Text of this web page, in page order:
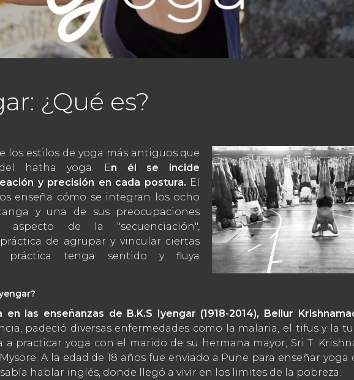
¿Qué es?
los estilos de yoga más antiguos que
hatha yoga. En él se incide
y precisión en cada postura. El
enseña cómo se integran los ocho
y una de sus preocupaciones
aspecto de la "secuenciación",
de agrupar y vincular ciertas
tenga sentido y fluya
en las enseñanzas de B.K.S Iyengar (1918-2014), Bellur
padeció diversas enfermedades como la malaria, el tifus y la
a practicar yoga con el marido de su hermana mayor, Sri T.
A la edad de 18 años fue enviado a Pune para enseñar yoga
hablar inglés, donde llegó a vivir en los limites de la pobreza.